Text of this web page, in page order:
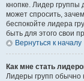
кнопке. Лидер группы
может спросить,
беспокойте лидера
быть для этого свои
Вернуться к началу
Как мне стать
Лидеры групп обычно